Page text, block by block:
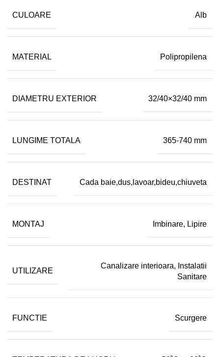
CULOARE Alb
MATERIAL Polipropilena
DIAMETRU EXTERIOR 32/40×32/40 mm
LUNGIME TOTALA 365-740 mm
DESTINAT Cada baie,dus,lavoar,bideu,chiuveta
MONTAJ Imbinare, Lipire
UTILIZARE
Canalizare interioara, Instalatii
Sanitare
FUNCTIE Scurgere